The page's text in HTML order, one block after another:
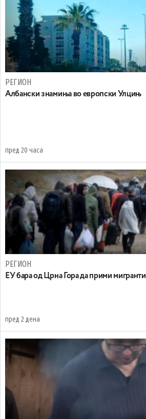
РЕГИОН
Aлбански знамиња во европски Улцињ
пред 20 часа
РЕГИОН
EУ бара од Црна Гора да прими мигранти
пред 2 дена